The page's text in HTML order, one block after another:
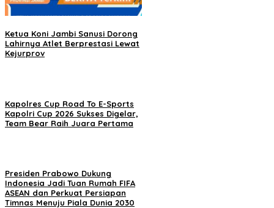
Ketua Koni Jambi Sanusi Dorong
Lahirnya Atlet Berprestasi Lewat
Kejurprov
Kapolres Cup Road To E-Sports
Kapolri Cup 2026 Sukses Digelar,
Team Bear Raih Juara Pertama
Presiden Prabowo Dukung
Indonesia Jadi Tuan Rumah FIFA
ASEAN dan Perkuat Persiapan
Timnas Menuju Piala Dunia 2030